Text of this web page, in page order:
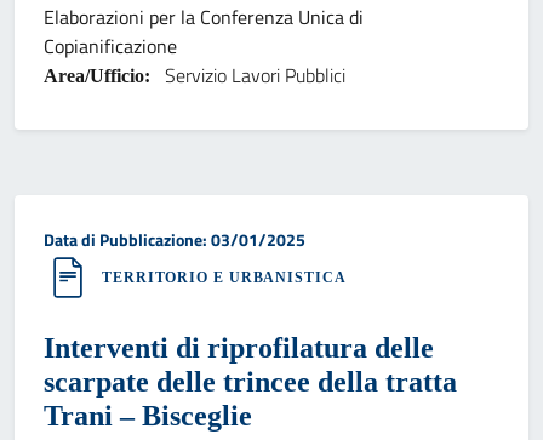
Elaborazioni per la Conferenza Unica di
Copianificazione
Area/Ufficio: Servizio Lavori Pubblici
Data di pubblicazione:
Data di Pubblicazione: 03/01/2025
TERRITORIO E URBANISTICA
Interventi di riprofilatura delle
scarpate delle trincee della tratta
Trani – Bisceglie